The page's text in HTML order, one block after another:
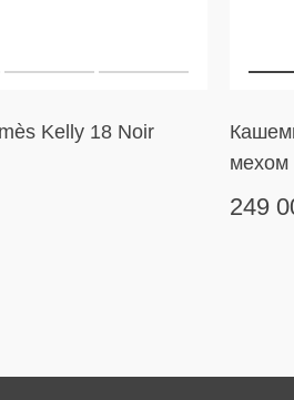
Kelly 18 Noir
мехом
249